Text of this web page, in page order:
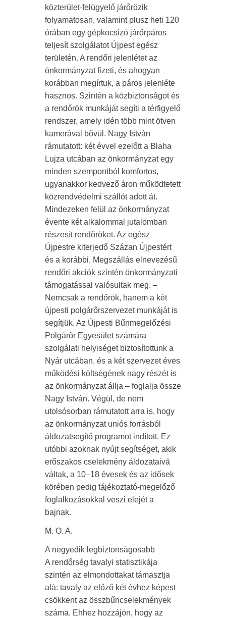
közterület-felügyelő járőrözik
folyamatosan, valamint plusz heti 120
órában egy gépkocsizó járőrpáros
teljesít szolgálatot Újpest egész
területén. A rendőri jelenlétet az
önkormányzat fizeti, és ahogyan
korábban megírtuk, a páros jelenléte
hasznos. Szintén a közbiztonságot és
a rendőrök munkáját segíti a térfigyelő
rendszer, amely idén több mint ötven
kamerával bővül. Nagy István
rámutatott: két évvel ezelőtt a Blaha
Lujza utcában az önkormányzat egy
minden szempontból komfortos,
ugyanakkor kedvező áron működtetett
közrendvédelmi szállót adott át.
Mindezeken felül az önkormányzat
évente két alkalommal jutalomban
részesít rendőröket. Az egész
Újpestre kiterjedő Százan Újpestért
és a korábbi, Megszállás elnevezésű
rendőri akciók szintén önkormányzati
támogatással valósultak meg. –
Nemcsak a rendőrök, hanem a két
újpesti polgárőrszervezet munkáját is
segítjük. Az Újpesti Bűnmegelőzési
Polgárőr Egyesület számára
szolgálati helyiséget biztosítottunk a
Nyár utcában, és a két szervezet éves
működési költségének nagy részét is
az önkormányzat állja – foglalja össze
Nagy István. Végül, de nem
utolsósorban rámutatott arra is, hogy
az önkormányzat uniós forrásból
áldozatsegítő programot indított. Ez
utóbbi azoknak nyújt segítséget, akik
erőszakos cselekmény áldozataivá
váltak, a 10–18 évesek és az idősek
körében pedig tájékoztató-megelőző
foglalkozásokkal veszi elejét a
bajnak.
M. O. A.
A negyedik legbiztonságosabb
A rendőrség tavalyi statisztikája
szintén az elmondottakat támasztja
alá: tavaly az előző két évhez képest
csökkent az összbűncselekmények
száma. Ehhez hozzájön, hogy az